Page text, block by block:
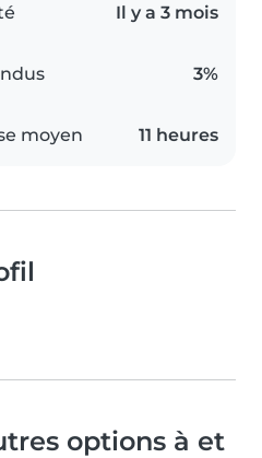
Il y a 3 mois
3%
moyen 11 heures
options à et